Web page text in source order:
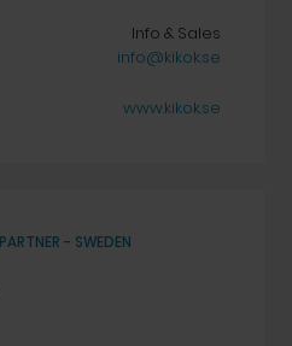
Info & Sales
info@kikok.se
www.kikok.se
- SWEDEN